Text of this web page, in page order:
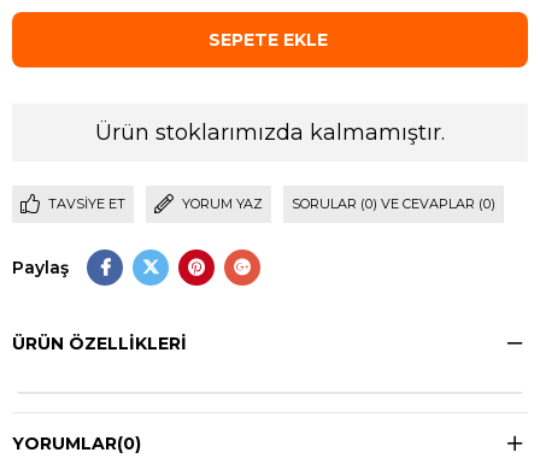
Ürün stoklarımızda kalmamıştır.
TAVSIYE ET YORUM YAZ SORULAR (0) VE CEVAPLAR (0)
Paylaş
ÜRÜN ÖZELLIKLERI
YORUMLAR(0)